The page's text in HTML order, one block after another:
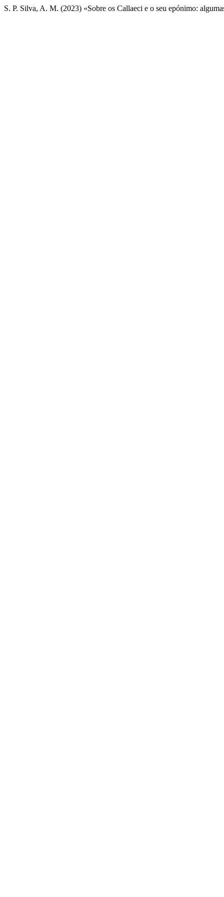
S. P. Silva, A. M. (2023) «Sobre os Callaeci e o seu epónimo: